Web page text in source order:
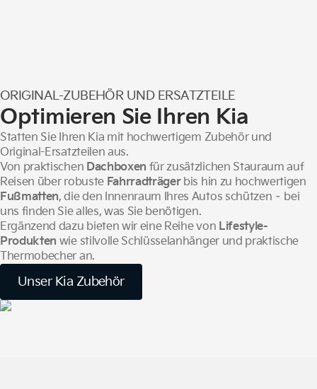
ORIGINAL-ZUBEHÖR UND ERSATZTEILE
Optimieren Sie Ihren Kia
Statten Sie Ihren Kia mit hochwertigem Zubehör und
Original-Ersatzteilen aus.
Von praktischen Dachboxen für zusätzlichen Stauraum auf
Reisen über robuste Fahrradträgerbis hin zu hochwertigen
Fußmatten, die den Innenraum Ihres Autos schützen – bei
uns finden Sie alles, was Sie benötigen.
Ergänzend dazu bieten wir eine Reihe von Lifestyle-
Produkten wie stilvolle Schlüsselanhänger und praktische
Thermobecher an.
Unser Kia Zubehör